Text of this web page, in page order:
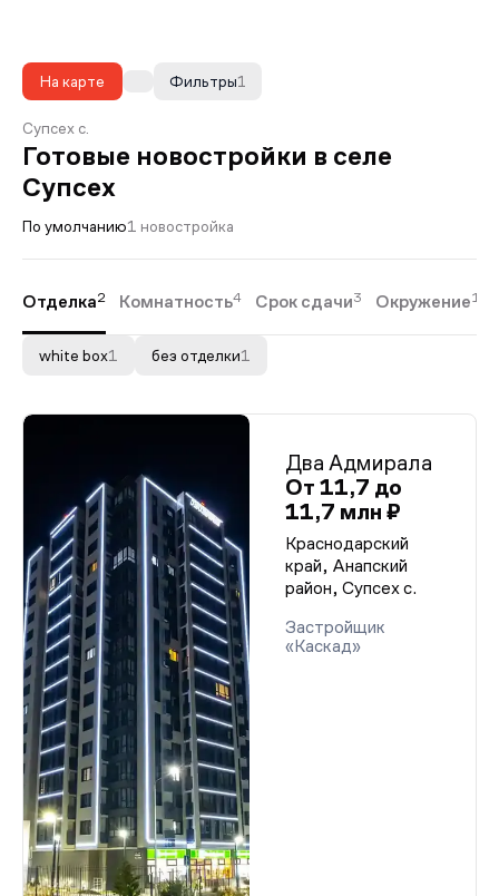
На карте 1
Фильтры
Супсех с.
Готовые новостройки в селе
Супсех
По умолчанию1 новостройка
Отделка2 Комнатность4 Срок сдачи3 Окружение1
white box1 без отделки1
Два Адмирала
От 11,7 до
11,7 млн ₽
Краснодарский
край, Анапский
район, Супсех с.
Застройщик
«Каскад»